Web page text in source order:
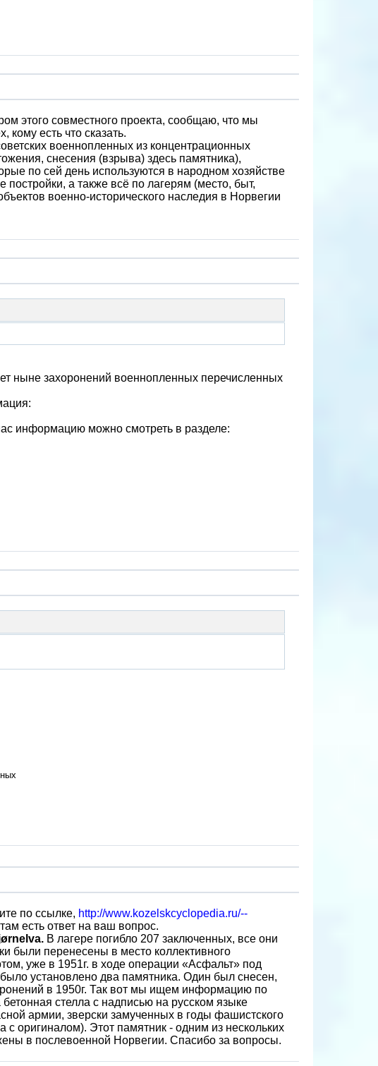
этого совместного проекта, сообщаю, что мы
кому есть что сказать.
военнопленных из концентрационных
снесения (взрыва) здесь памятника),
по сей день используются в народном хозяйстве
а также всё по лагерям (место, быт,
военно-исторического наследия в Норвегии
ныне захоронений военнопленных перечисленных
информацию можно смотреть в разделе:
по ссылке, http://www.kozelskcyclopedia.ru/--
есть ответ на ваш вопрос.
В лагере погибло 207 заключенных, все они
были перенесены в место коллективного
уже в 1951г. в ходе операции «Асфальт» под
установлено два памятника. Один был снесен,
в 1950г. Так вот мы ищем информацию по
стелла с надписью на русском языке
армии, зверски замученных в годы фашистского
с оригиналом). Этот памятник - одним из нескольких
в послевоенной Норвегии. Спасибо за вопросы.